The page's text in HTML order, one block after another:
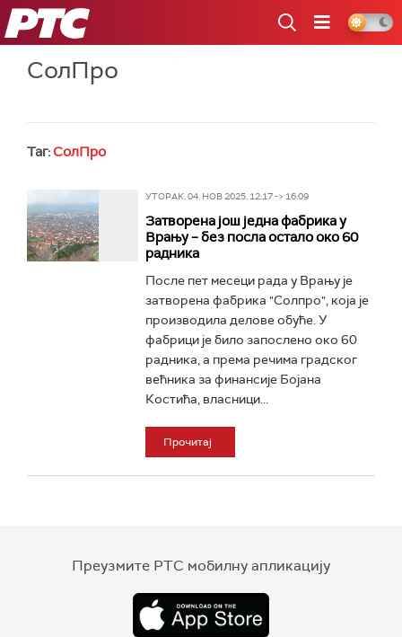
РТС
СолПро
Таг:СолПро
УТОРАК, 04. НОВ 2025, 12:17 -> 16:09
Затворена још једна фабрика у
Врању – без посла остало око 60
радника
После пет месеци рада у Врању је
затворена фабрика "Солпро", која је
производила делове обуће. У
фабрици је било запослено око 60
радника, а према речима градског
већника за финансије Бојана
Костића, власници...
Прочитај
Преузмите РТС мобилну апликацију